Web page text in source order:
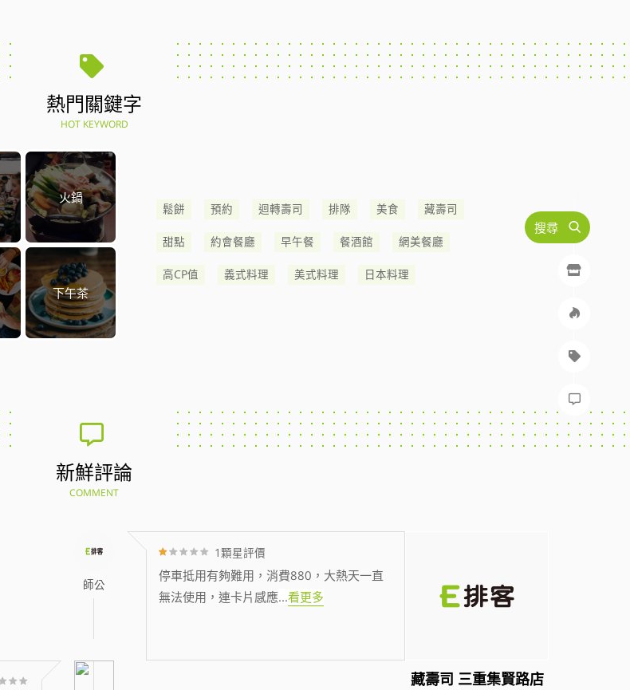
搜尋
熱門關鍵字
HOT KEYWORD
火鍋
下午茶
鬆餅 預約 迴轉壽司 排隊 美食 藏壽司
甜點 約會餐廳 早午餐 餐酒館 網美餐廳
高CP值 義式料理 美式料理 日本料理
新鮮評論
COMMENT
師公
1顆星評價
停車抵用有夠難用，消費880，大熱天一直
無法使用，連卡片感應...看更多
藏壽司 三重集賢路店